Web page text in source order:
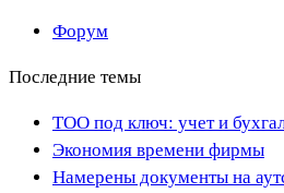
Форум
Последние темы
ТОО под ключ: учет и
Экономия времени фирмы
Намерены документы на